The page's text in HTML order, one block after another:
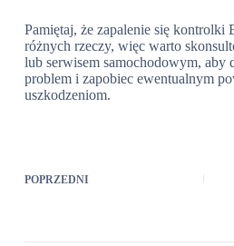
Pamiętaj, że zapalenie się kontrolki
różnych rzeczy, więc warto
lub serwisem samochodowym, aby
problem i zapobiec ewentualnym
uszkodzeniom.
POPRZEDNI